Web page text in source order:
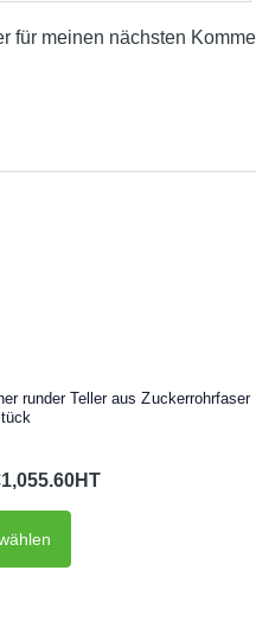
für meinen nächsten
runder Teller aus Zuckerrohrfaser
1,055.60
Produkt
Varianten
auf.